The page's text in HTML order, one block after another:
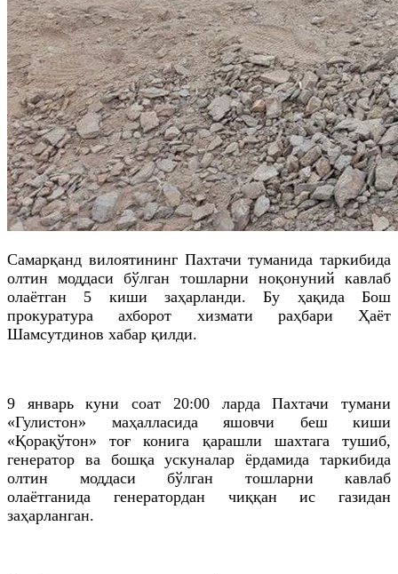
Самарқанд вилоятининг Пахтачи туманида таркибида
олтин моддаси бўлган тошларни ноқонуний кавлаб
олаётган 5 киши заҳарланди. Бу ҳақида Бош
прокуратура ахборот хизмати раҳбари Ҳаёт
Шамсутдинов хабар қилди.
9 январь куни соат 20:00 ларда Пахтачи тумани
«Гулистон» маҳалласида яшовчи беш киши
«Қорақўтон» тоғ конига қарашли шахтага тушиб,
генератор ва бошқа ускуналар ёрдамида таркибида
олтин моддаси бўлган тошларни кавлаб
олаётганида генератордан чиққан ис газидан
заҳарланган.